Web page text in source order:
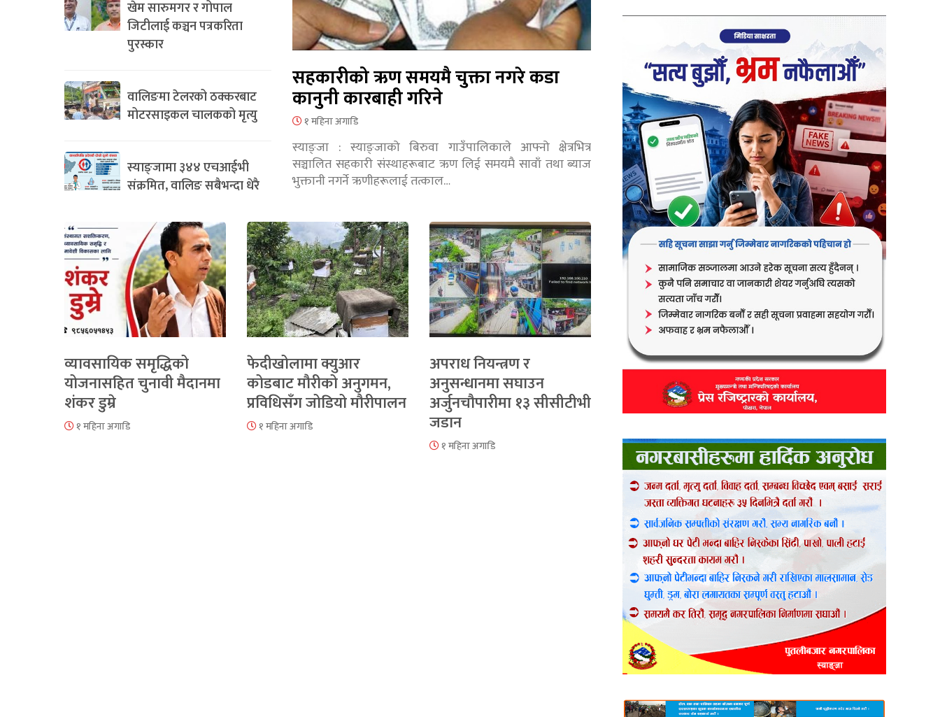
खेम सारुमगर र गोपाल
जिटीलाई कञ्चन पत्रकरिता
पुरस्कार
वालिङमा टेलरको ठक्करबाट
मोटरसाइकल चालकको मृत्यु
स्याङ्जामा ३४४ एचआईभी
संक्रमित, वालिङ सबैभन्दा धेरै
सहकारीको ऋण समयमै चुक्ता नगरे कडा
कानुनी कारबाही गरिने
१ महिना अगाडि
स्याङ्जा : स्याङ्जाको बिरुवा गाउँपालिकाले आफ्नो क्षेत्रभित्र
सञ्चालित सहकारी संस्थाहरूबाट ऋण लिई समयमै सावाँ तथा ब्याज
भुक्तानी नगर्ने ऋणीहरूलाई तत्काल…
व्यावसायिक समृद्धिको
योजनासहित चुनावी मैदानमा
शंकर डुम्रे
१ महिना अगाडि
फेदीखोलामा क्युआर
कोडबाट मौरीको अनुगमन,
प्रविधिसँग जोडियो मौरीपालन
१ महिना अगाडि
अपराध नियन्त्रण र
अनुसन्धानमा सघाउन
अर्जुनचौपारीमा १३ सीसीटीभी
जडान
१ महिना अगाडि